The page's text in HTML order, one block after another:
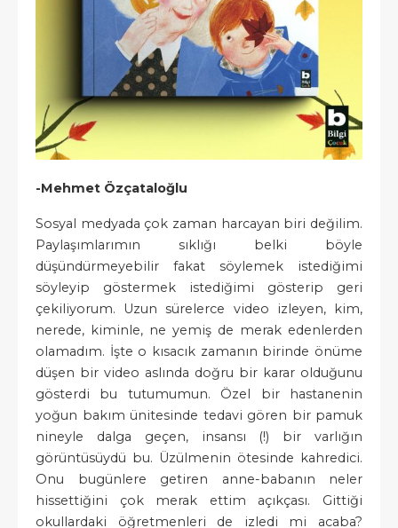
-Mehmet Özçataloğlu
Sosyal medyada çok zaman harcayan biri değilim.
Paylaşımlarımın sıklığı belki böyle
düşündürmeyebilir fakat söylemek istediğimi
söyleyip göstermek istediğimi gösterip geri
çekiliyorum. Uzun sürelerce video izleyen, kim,
nerede, kiminle, ne yemiş de merak edenlerden
olamadım. İşte o kısacık zamanın birinde önüme
düşen bir video aslında doğru bir karar olduğunu
gösterdi bu tutumumun. Özel bir hastanenin
yoğun bakım ünitesinde tedavi gören bir pamuk
nineyle dalga geçen, insansı (!) bir varlığın
görüntüsüydü bu. Üzülmenin ötesinde kahredici.
Onu bugünlere getiren anne-babanın neler
hissettiğini çok merak ettim açıkçası. Gittiği
okullardaki öğretmenleri de izledi mi acaba?